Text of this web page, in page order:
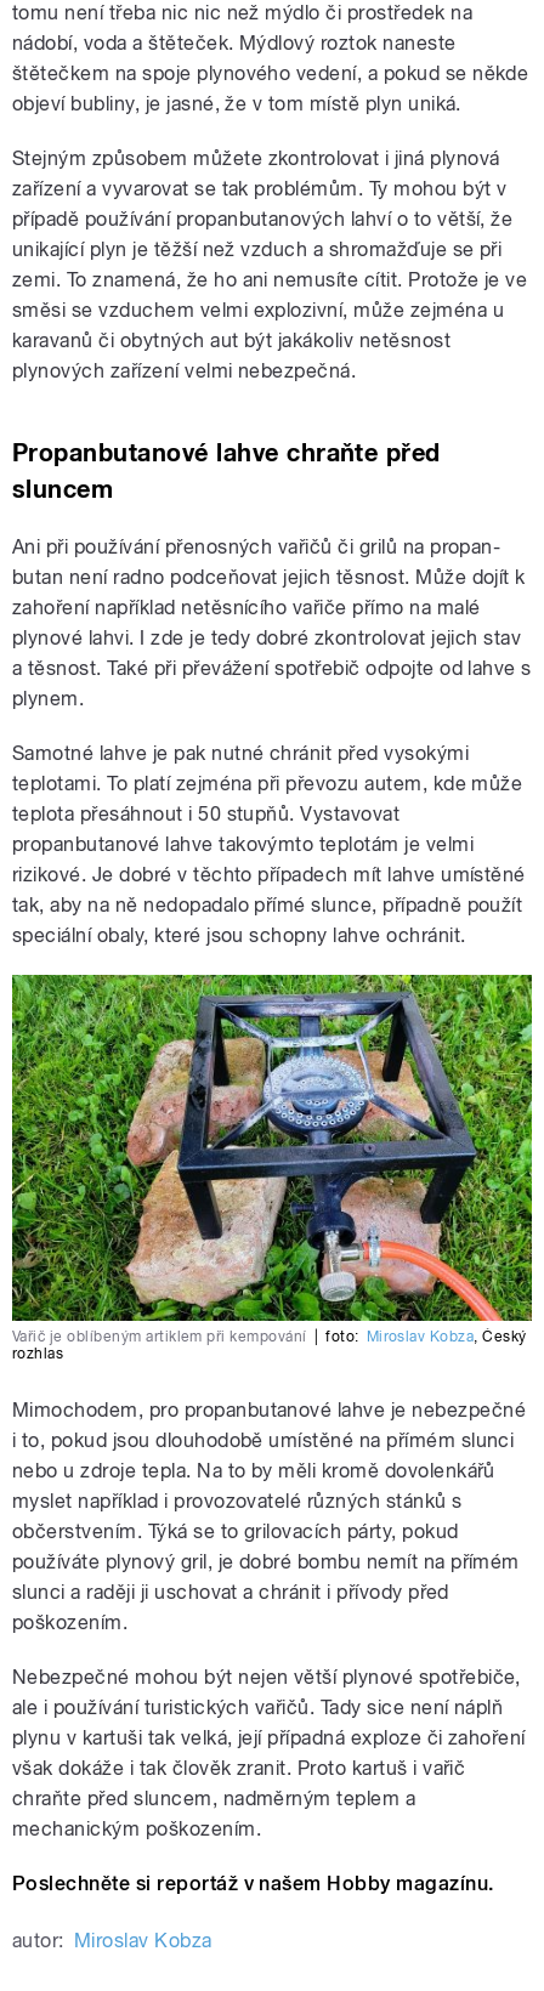
tomu není třeba nic nic než mýdlo či prostředek na
nádobí, voda a štěteček. Mýdlový roztok naneste
štětečkem na spoje plynového vedení, a pokud se někde
objeví bubliny, je jasné, že v tom místě plyn uniká.
Stejným způsobem můžete zkontrolovat i jiná plynová
zařízení a vyvarovat se tak problémům. Ty mohou být v
případě používání propanbutanových lahví o to větší, že
unikající plyn je těžší než vzduch a shromažďuje se při
zemi. To znamená, že ho ani nemusíte cítit. Protože je ve
směsi se vzduchem velmi explozivní, může zejména u
karavanů či obytných aut být jakákoliv netěsnost
plynových zařízení velmi nebezpečná.
Propanbutanové lahve chraňte před
sluncem
Ani při používání přenosných vařičů či grilů na propan-
butan není radno podceňovat jejich těsnost. Může dojít k
zahoření například netěsnícího vařiče přímo na malé
plynové lahvi. I zde je tedy dobré zkontrolovat jejich stav
a těsnost. Také při převážení spotřebič odpojte od lahve s
plynem.
Samotné lahve je pak nutné chránit před vysokými
teplotami. To platí zejména při převozu autem, kde může
teplota přesáhnout i 50 stupňů. Vystavovat
propanbutanové lahve takovýmto teplotám je velmi
rizikové. Je dobré v těchto případech mít lahve umístěné
tak, aby na ně nedopadalo přímé slunce, případně použít
speciální obaly, které jsou schopny lahve ochránit.
Vařič je oblíbeným artiklem při kempování foto: Miroslav Kobza,Český
rozhlas
Mimochodem, pro propanbutanové lahve je nebezpečné
i to, pokud jsou dlouhodobě umístěné na přímém slunci
nebo u zdroje tepla. Na to by měli kromě dovolenkářů
myslet například i provozovatelé různých stánků s
občerstvením. Týká se to grilovacích párty, pokud
používáte plynový gril, je dobré bombu nemít na přímém
slunci a raději ji uschovat a chránit i přívody před
poškozením.
Nebezpečné mohou být nejen větší plynové spotřebiče,
ale i používání turistických vařičů. Tady sice není náplň
plynu v kartuši tak velká, její případná exploze či zahoření
však dokáže i tak člověk zranit. Proto kartuš i vařič
chraňte před sluncem, nadměrným teplem a
mechanickým poškozením.
Poslechněte si reportáž v našem Hobby magazínu.
autor: Miroslav Kobza